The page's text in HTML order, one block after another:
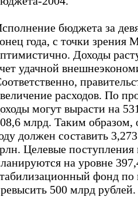
бюджета за
года, с точки зрения
Доходы
удачной
расходов. По
могут вырасти на
млрд. Таким образом,
должен составить
Целевые
на уровне
фонд по
500 млрд рублей.